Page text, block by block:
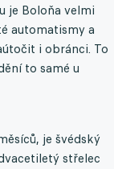
je Boloňa velmi
automatismy a
i obránci. To
to samé u
je švédský
střelec